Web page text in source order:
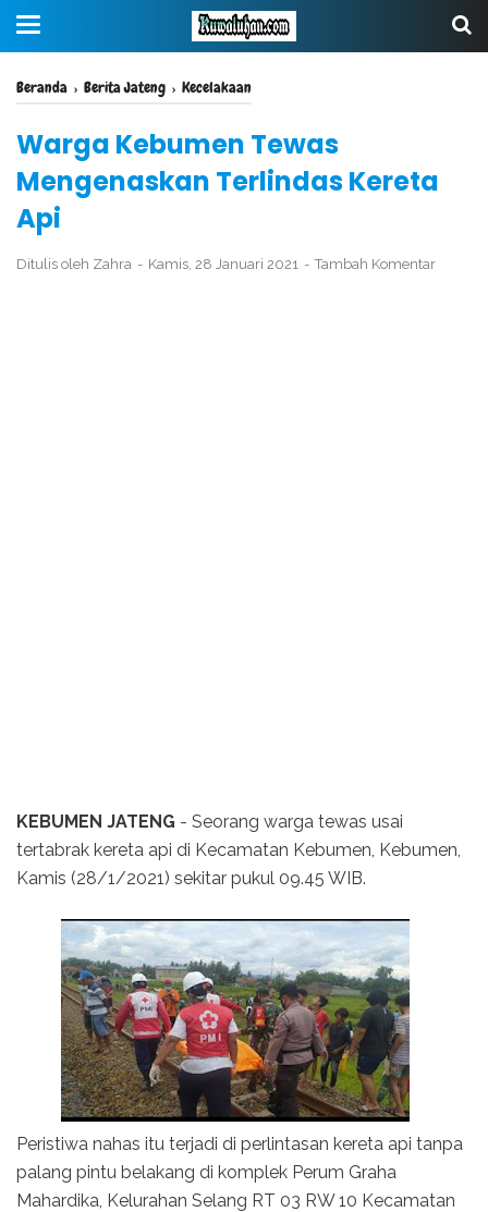
Beranda › Berita Jateng › Kecelakaan
Warga Kebumen Tewas
Mengenaskan Terlindas Kereta
Api
Ditulis oleh Zahra Kamis, 28 Januari 2021 Tambah Komentar
KEBUMEN JATENG - Seorang warga tewas usai
tertabrak kereta api di Kecamatan Kebumen, Kebumen,
Kamis (28/1/2021) sekitar pukul 09.45 WIB.
Peristiwa nahas itu terjadi di perlintasan kereta api tanpa
palang pintu belakang di komplek Perum Graha
Mahardika, Kelurahan Selang RT 03 RW 10 Kecamatan